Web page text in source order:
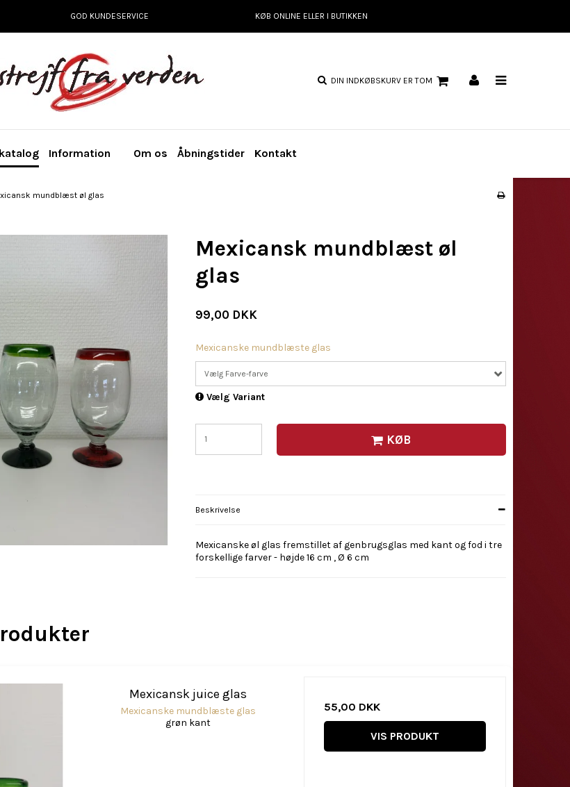
GOD KUNDESERVICE KØB ONLINE ELLER I BUTIKKEN
DIN INDKØBSKURV ER TOM
Information Om os Åbningstider Kontakt
mundblæst øl glas
Mexicansk mundblæst øl
glas
99,00 DKK
Mexicanske mundblæste glas
Vælg Farve-farve
Vælg Variant
KØB
Beskrivelse
Mexicanske øl glas fremstillet af genbrugsglas med kant og fod i tre
forskellige farver - højde 16 cm , Ø 6 cm
Mexicansk juice glas
Mexicanske mundblæste glas
grøn kant
55,00 DKK
VIS PRODUKT